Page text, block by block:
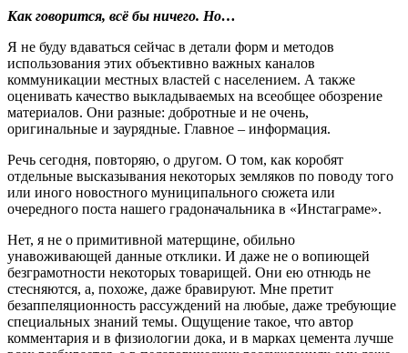
Как говорится, всё бы ничего. Но…
Я не буду вдаваться сейчас в детали форм и методов
использования этих объективно важных каналов
коммуникации местных властей с населением. А также
оценивать качество выкладываемых на всеобщее обозрение
материалов. Они разные: добротные и не очень,
оригинальные и заурядные. Главное – информация.
Речь сегодня, повторяю, о другом. О том, как коробят
отдельные высказывания некоторых земляков по поводу того
или иного новостного муниципального сюжета или
очередного поста нашего градоначальника в «Инстаграме».
Нет, я не о примитивной матерщине, обильно
унавоживающей данные отклики. И даже не о вопиющей
безграмотности некоторых товарищей. Они ею отнюдь не
стесняются, а, похоже, даже бравируют. Мне претит
безаппеляционность рассуждений на любые, даже требующие
специальных знаний темы. Ощущение такое, что автор
комментария и в физиологии дока, и в марках цемента лучше